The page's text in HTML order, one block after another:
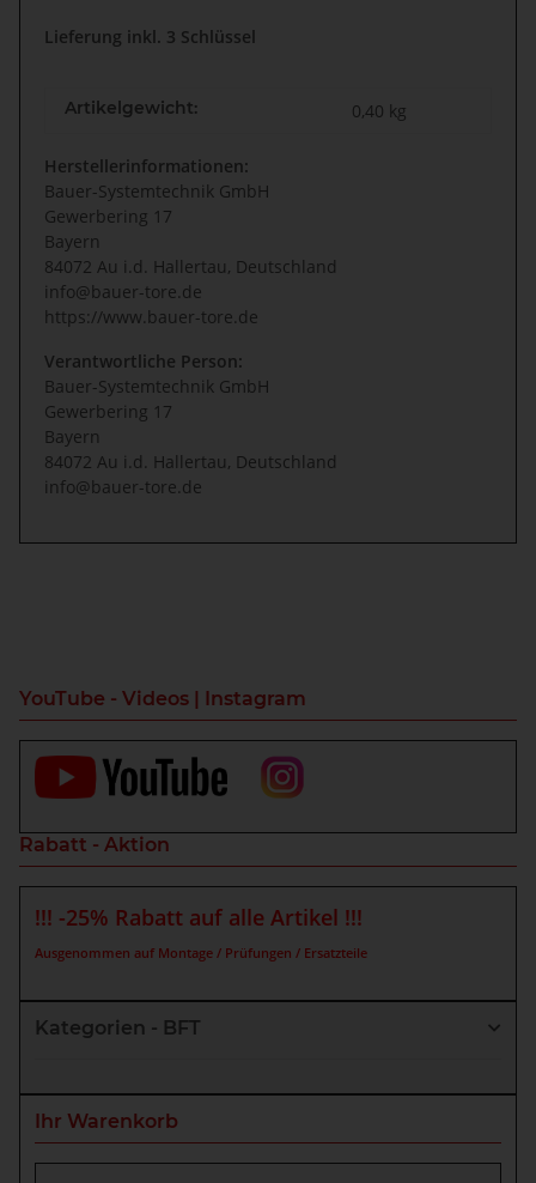
Lieferung inkl. 3 Schlüssel
Artikelgewicht: 0,40 kg
Herstellerinformationen:
Bauer-Systemtechnik GmbH
Gewerbering 17
Bayern
84072 Au i.d. Hallertau, Deutschland
info@bauer-tore.de
https://www.bauer-tore.de
Verantwortliche Person:
Bauer-Systemtechnik GmbH
Gewerbering 17
Bayern
84072 Au i.d. Hallertau, Deutschland
info@bauer-tore.de
YouTube - Videos | Instagram
Rabatt - Aktion
!!! -25% Rabatt auf alle Artikel !!!
Ausgenommen auf Montage / Prüfungen / Ersatzteile
Kategorien - BFT
Ihr Warenkorb